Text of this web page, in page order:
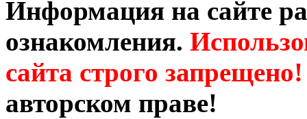
Информация на сайте
ознакомления.
сайта строго запрещено!
авторском праве!